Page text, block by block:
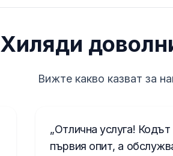
Хиляди
Вижте какво казват за
Отлична услуга!
първия опит, а